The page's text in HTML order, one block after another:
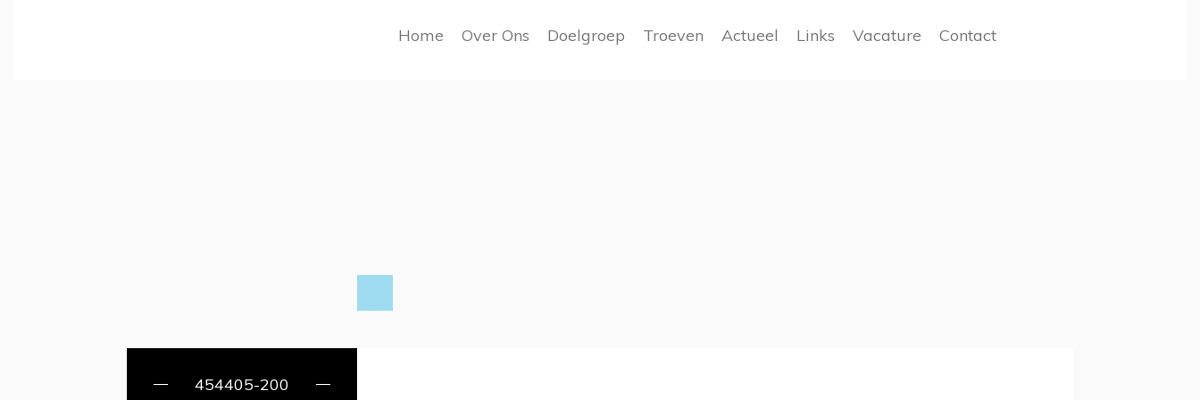
Home Over Ons Doelgroep Troeven Actueel Links Vacature Contact
454405-200